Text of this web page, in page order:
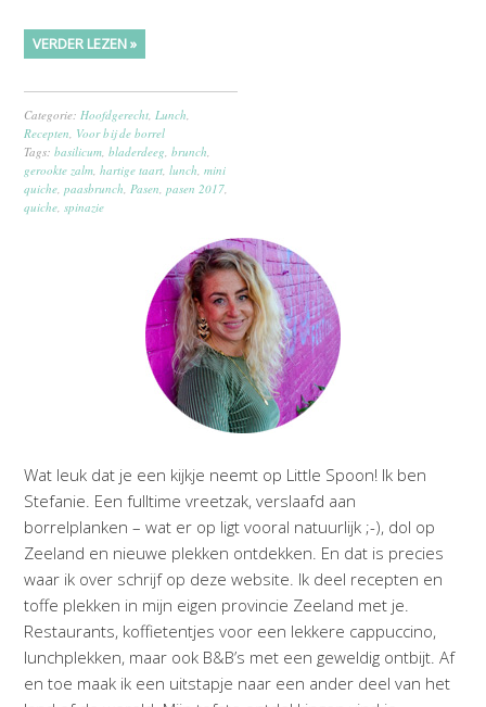
VERDER LEZEN »
Categorie: Hoofdgerecht Lunch
Recepten Voor bij de borrel
Tags:basilicum ,bladerdeeg ,brunch
gerookte zalm ,hartige taart ,lunch ,mini
quiche ,paasbrunch Pasen ,pasen 2017
quiche ,spinazie
Wat leuk dat je een kijkje neemt op Little Spoon! Ik ben
Stefanie. Een fulltime vreetzak, verslaafd aan
borrelplanken – wat er op ligt vooral natuurlijk ;-), dol op
Zeeland en nieuwe plekken ontdekken. En dat is precies
waar ik over schrijf op deze website. Ik deel recepten en
toffe plekken in mijn eigen provincie Zeeland met je.
Restaurants, koffietentjes voor een lekkere cappuccino,
lunchplekken, maar ook B&B’s met een geweldig ontbijt. Af
en toe maak ik een uitstapje naar een ander deel van het